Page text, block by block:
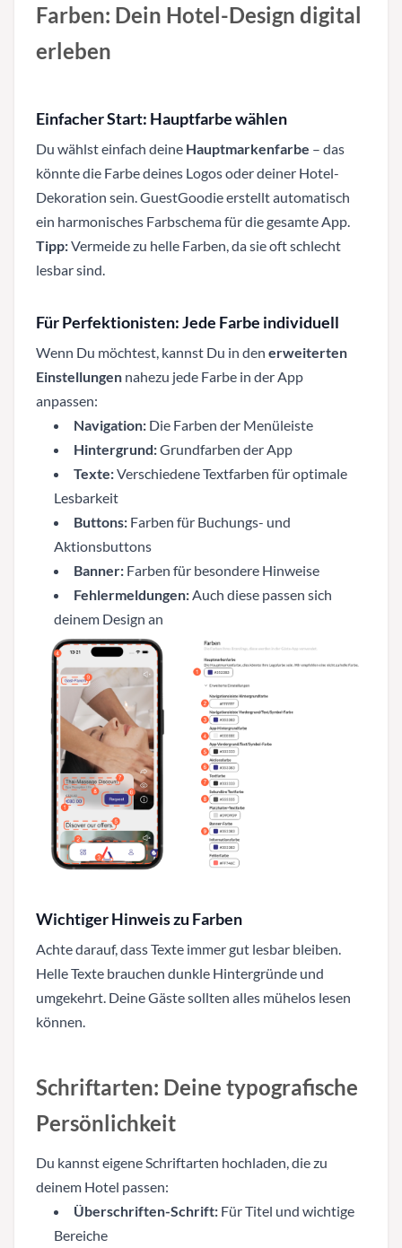
Farben: Dein Hotel-Design digital
erleben
Einfacher Start: Hauptfarbe wählen
Du wählst einfach deine Hauptmarkenfarbe – das
könnte die Farbe deines Logos oder deiner Hotel-
Dekoration sein. GuestGoodie erstellt automatisch
ein harmonisches Farbschema für die gesamte App.
Tipp:Vermeide zu helle Farben, da sie oft schlecht
lesbar sind.
Für Perfektionisten: Jede Farbe individuell
Wenn Du möchtest, kannst Du in den erweiterten
Einstellungen nahezu jede Farbe in der App
anpassen:
Navigation: Die Farben der Menüleiste
Hintergrund:Grundfarben der App
Texte:Verschiedene Textfarben für optimale
Lesbarkeit
Buttons: Farben für Buchungs- und
Aktionsbuttons
Banner: Farben für besondere Hinweise
Fehlermeldungen:Auch diese passen sich
deinem Design an
Wichtiger Hinweis zu Farben
Achte darauf, dass Texte immer gut lesbar bleiben.
Helle Texte brauchen dunkle Hintergründe und
umgekehrt. Deine Gäste sollten alles mühelos lesen
können.
Schriftarten: Deine typografische
Persönlichkeit
Du kannst eigene Schriftarten hochladen, die zu
deinem Hotel passen:
Überschriften-Schrift: Für Titel und wichtige
Bereiche